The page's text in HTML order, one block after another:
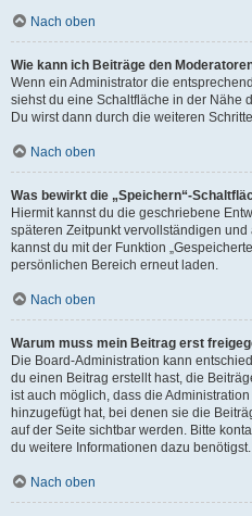
Nach oben
Wie kann ich Beiträge den
Wenn ein Administrator die
siehst du eine Schaltfläche in der Nähe
Du wirst dann durch die weiteren
Nach oben
Was bewirkt die „Speichern“-
Hiermit kannst du die geschriebene
späteren Zeitpunkt vervollständigen
kannst du mit der Funktion
persönlichen Bereich erneut laden.
Nach oben
Warum muss mein Beitrag erst
Die Board-Administration kann
du einen Beitrag erstellt hast, die
ist auch möglich, dass die
hinzugefügt hat, bei denen sie die
auf der Seite sichtbar werden. Bitte
du weitere Informationen dazu benötigst.
Nach oben